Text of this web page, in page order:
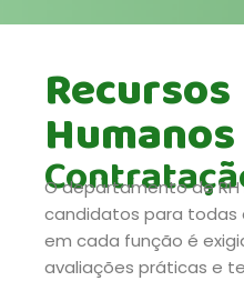
Recursos
Humanos
O departamento de
candidatos para todas
em cada função é
avaliações práticas e